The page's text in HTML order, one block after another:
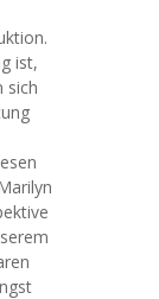
ist,
sich